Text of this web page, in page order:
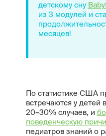
детскому сну
из 3 модулей и
месяцев!
По статистике США
встречаются у детей
20–30% случаев, и
поведенческую
педиатров знаний о